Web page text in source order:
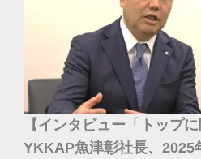
【インタビュー「トップ
YKKAP魚津彰社長、2025